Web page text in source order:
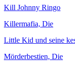
Kill Johnny Ringo
Killermafia, Die
Little Kid und seine
Mörderbestien, Die